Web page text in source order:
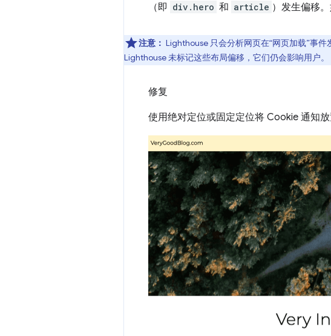
（即 div.hero 和 article ）发生偏移
注意： Lighthouse 只会分析网页在“网页加载”事
Lighthouse 未标记这些布局偏移，它们仍会影响用户。
修复
使用绝对定位或固定定位将 Cookie 通知放